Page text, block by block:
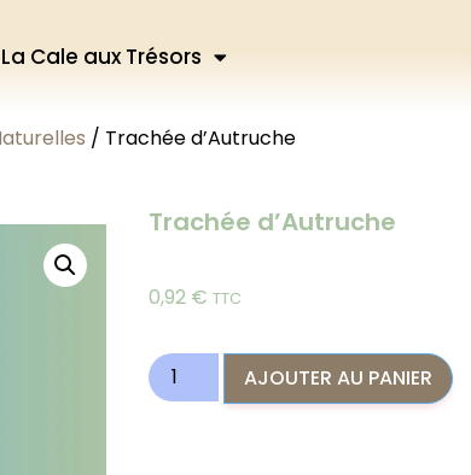
La Cale aux Trésors
/ Trachée d’Autruche
Trachée d’Autruche
0,92 € TTC
AJOUTER AU PANIER